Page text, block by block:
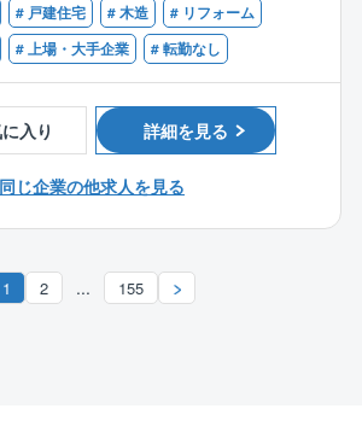
問い合わせ対応等
修は業者手配
を通じて有償メンテナンス工事のご
検とお客様お問い合わせ対応の組合
、お施主様宅を訪問します。
器が壊れてしまった等のスポット点
技士または一級建築士の資格をお持
技士や、二級建築士の資格をお持ち
# 戸建住宅 # 木造
# リフォーム
# 上場・大手企業 # 転勤なし
入り 詳細を見る
同じ企業の他求人を見る
1 2 ... 155